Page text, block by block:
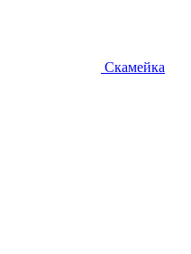
Скамейка